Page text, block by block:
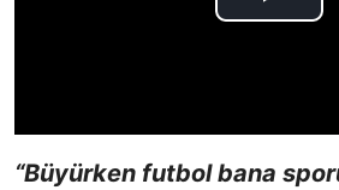
“Büyürken futbol bana